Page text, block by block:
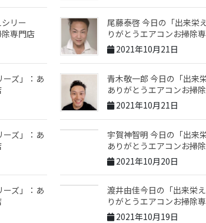
リー
専門店
尾藤泰啓 今日の「出来栄
りがとうエアコンお掃除
2021年10月21日
ーズ」：あ
青木敬一郎 今日の「出来
ありがとうエアコンお掃
2021年10月21日
ーズ」：あ
宇賀神智明 今日の「出来
ありがとうエアコンお掃
2021年10月20日
ーズ」：あ
渡井由佳今日の「出来栄
りがとうエアコンお掃除
2021年10月19日